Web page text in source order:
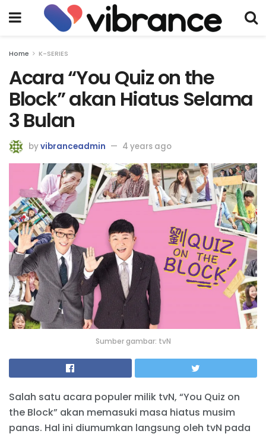
Home K-SERIES
Acara “You Quiz on the
Block” akan Hiatus Selama
3 Bulan
byvibranceadmin 4 years ago
Sumber gambar: tvN
Salah satu acara populer milik tvN, “You Quiz on
the Block” akan memasuki masa hiatus musim
panas. Hal ini diumumkan langsung oleh tvN pada